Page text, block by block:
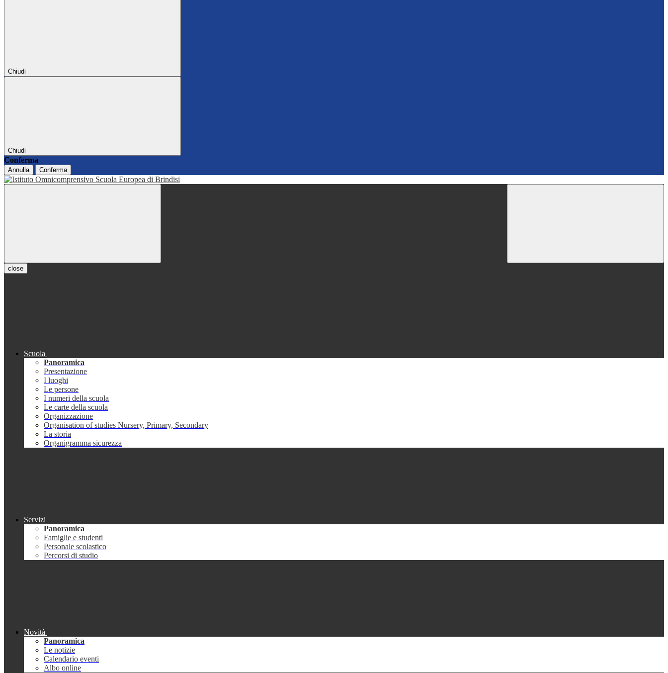
Chiudi
Chiudi
Conferma
Annulla Conferma
close
Scuola
Panoramica
Presentazione
I luoghi
Le persone
I numeri della scuola
Le carte della scuola
Organizzazione
Organisation of studies Nursery, Primary, Secondary
La storia
Organigramma sicurezza
Servizi
Panoramica
Famiglie e studenti
Personale scolastico
Percorsi di studio
Novità
Panoramica
Le notizie
Calendario eventi
Albo online